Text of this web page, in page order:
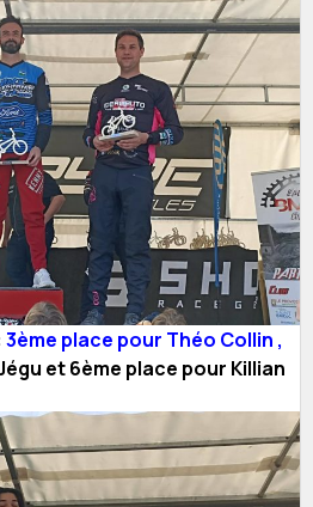
3ème place pour Théo Collin ,
et 6ème place pour Killian